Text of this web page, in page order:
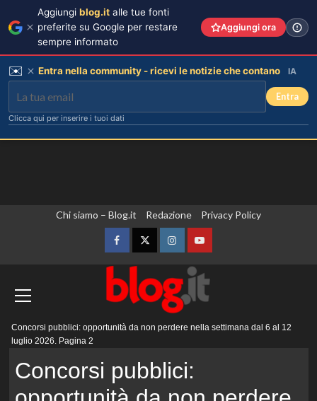
Chi siamo – Blog.it Redazione Privacy Policy
FacebookTwitterInstagramYouTube
principale
Concorsi pubblici: opportunità da non perdere nella settimana dal 6 al 12
luglio 2026. Pagina 2
Concorsi pubblici:
Aggiungi blog.it alle tue fonti
preferite su Google per restare
sempre informato
Aggiungi ora
✉️ Entra nella community - ricevi le notizie che contano IA
Entra
Clicca qui per inserire i tuoi dati